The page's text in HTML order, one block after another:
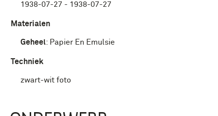
1938-07-27 - 1938-07-27
Materialen
Geheel: Papier En Emulsie
Techniek
zwart-wit foto